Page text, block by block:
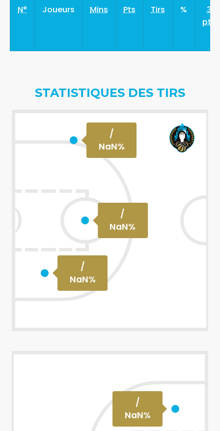
N° Joueurs Mins Pts Tirs %
3
pts
STATISTIQUES DES TIRS
/
NaN%
/
NaN%
/
NaN%
/
NaN%